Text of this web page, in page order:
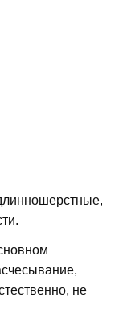
не